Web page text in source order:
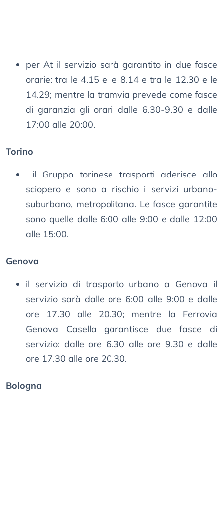
per At il servizio sarà garantito in due fasce
orarie: tra le 4.15 e le 8.14 e tra le 12.30 e le
14.29; mentre la tramvia prevede come fasce
di garanzia gli orari dalle 6.30-9.30 e dalle
17:00 alle 20:00.
Torino
il Gruppo torinese trasporti aderisce allo
sciopero e sono a rischio i servizi urbano-
suburbano, metropolitana. Le fasce garantite
sono quelle dalle 6:00 alle 9:00 e dalle 12:00
alle 15:00.
Genova
il servizio di trasporto urbano a Genova il
servizio sarà dalle ore 6:00 alle 9:00 e dalle
ore 17.30 alle 20.30; mentre la Ferrovia
Genova Casella garantisce due fasce di
servizio: dalle ore 6.30 alle ore 9.30 e dalle
ore 17.30 alle ore 20.30.
Bologna